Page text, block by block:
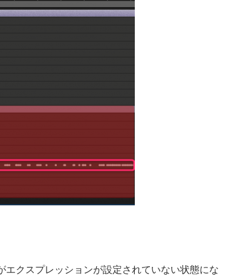
クスプレッションが設定されていない状態にな